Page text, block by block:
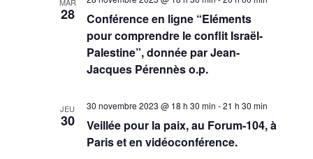
MAR
28
Conférence en ligne “Eléments
pour comprendre le conflit Israël-
Palestine”, donnée par Jean-
Jacques Pérennès o.p.
JEU
30
Veillée pour la paix, au Forum-104, à
Paris et en vidéoconférence.
30 novembre 2023 @ 18 h 30 min -21 h 30 min